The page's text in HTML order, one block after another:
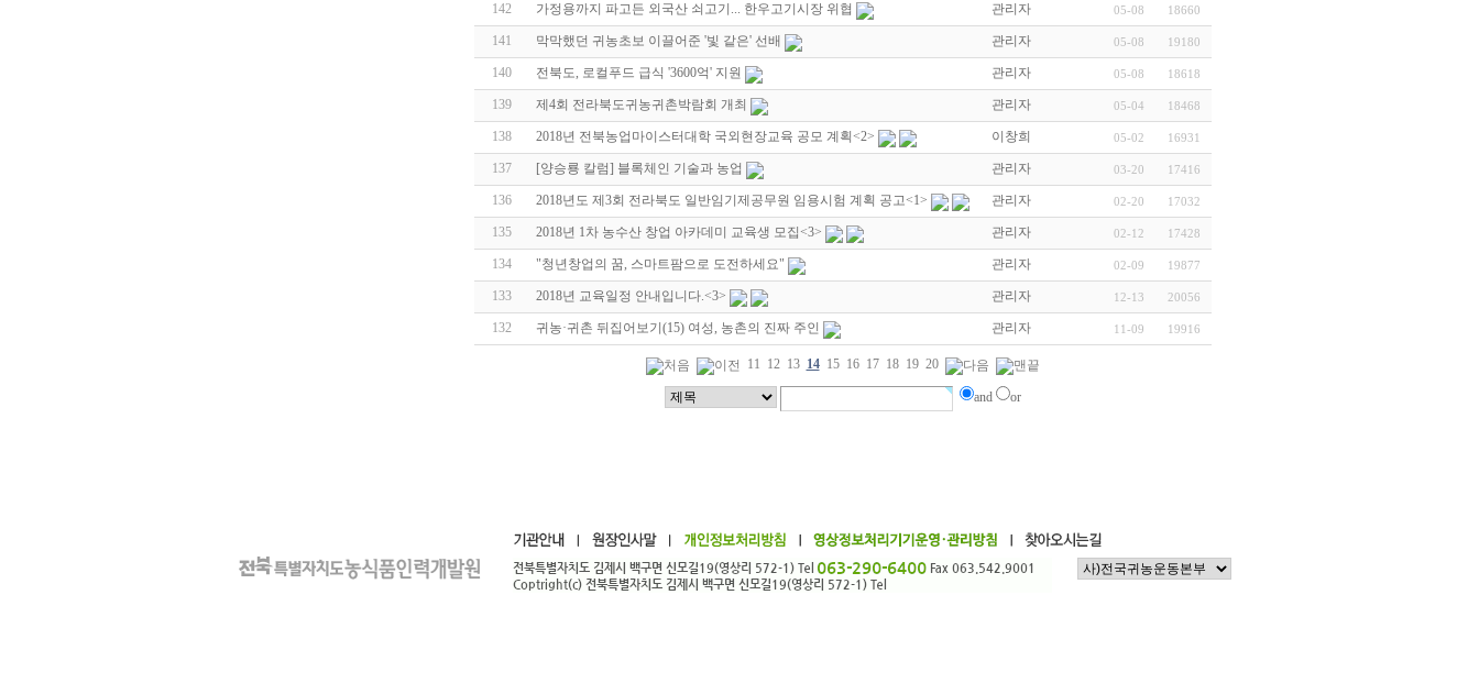
142 가정용까지 파고든 외국산 쇠고기... 한우고기시장 위협 관리자 05-08 18660
141 막막했던 귀농초보 이끌어준 '빛 같은' 선배 관리자 05-08 19180
140 전북도, 로컬푸드 급식 '3600억' 지원 관리자 05-08 18618
139 제4회 전라북도귀농귀촌박람회 개최 관리자 05-04 18468
138 2018년 전북농업마이스터대학 국외현장교육 공모 계획 <2> 이창희 05-02 16931
137 [양승룡 칼럼] 블록체인 기술과 농업 관리자 03-20 17416
136 2018년도 제3회 전라북도 일반임기제공무원 임용시험 계획 공고<1> 관리자 02-20 17032
135 2018년 1차 농수산 창업 아카데미 교육생 모집<3> 관리자 02-12 17428
134 "청년창업의 꿈, 스마트팜으로 도전하세요" 관리자 02-09 19877
133 2018년 교육일정 안내입니다.<3> 관리자 12-13 20056
132 귀농·귀촌 뒤집어보기(15) 여성, 농촌의 진짜 주인 관리자 11-09 19916
11 12 13 14 15 16 17 18 19 20
and or